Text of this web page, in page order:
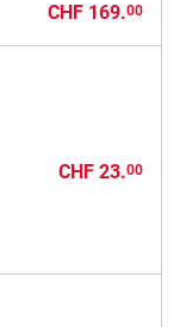
CHF 169.00
CHF 23.00